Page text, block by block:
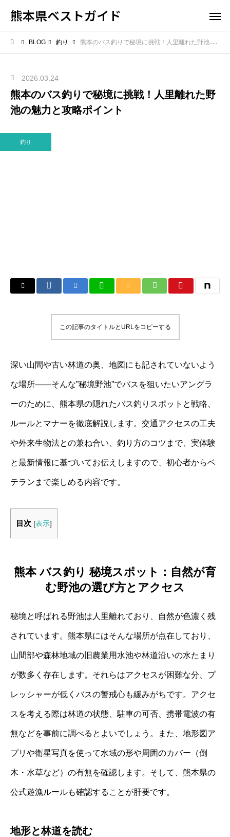
熊本県ベストガイド
BLOG 釣り 熊本のバス釣りで秘境に挑戦！人里離れた野池の魅力と攻略ポイント
2026.03.24
熊本のバス釣りで秘境に挑戦！人里離れた野
池の魅力と攻略ポイント
釣り
この記事のタイトルとURLをコピーする
深い山間や古い林道の奥、地図にも記されていないよう
な場所――そんな”秘境野池”でバスを狙いたいアングラ
ーのために、熊本県の隠れたバス釣りスポットと戦略、
ルールとマナーを徹底解説します。交通アクセスの工夫
や外来生物法との兼ね合い、釣り方のコツまで、実体験
と最新情報に基づいてお伝えしますので、初心者からベ
テランまで楽しめる内容です。
目次 [表示]
熊本 バス釣り 秘境スポット：自然が育
む野池の選び方とアクセス
秘境と呼ばれる野池は人里離れており、自然が色濃く残
されています。熊本県にはそんな場所が点在しており、
山間部や森林地域の旧農業用水池や林道沿いの水たまり
が数多く存在します。それらはアクセスが困難な分、プ
レッシャーが低くバスの警戒心も緩みがちです。アクセ
スを考える際は林道の状態、駐車の可否、携帯電波の有
無などを事前に調べるとよいでしょう。また、地形図ア
プリや衛星写真を使って水域の形や周囲のカバー（倒
木・水草など）の有無を確認します。そして、熊本県の
公式遊漁ルールも確認することが肝要です。
地形と林道を読む